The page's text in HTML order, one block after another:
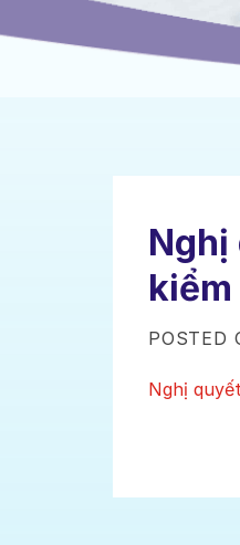
Nghị
kiểm
POSTED
Nghị